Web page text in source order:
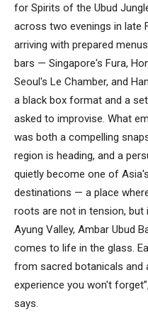
for Spirits of the Ubud
across two evenings in late
arriving with prepared
bars — Singapore's Fura,
Seoul's Le Chamber, and
a black box format and a
asked to improvise. What
was both a compelling
region is heading, and a
quietly become one of
destinations — a place
roots are not in tension, but
Ayung Valley, Ambar Ubud
comes to life in the glass.
from sacred botanicals and
experience you won't
says.